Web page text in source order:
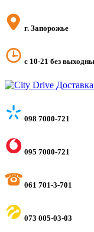
г. Запорожье
с 10-21 без
098 7000-721
095 7000-721
061 701-3-701
073 005-03-03